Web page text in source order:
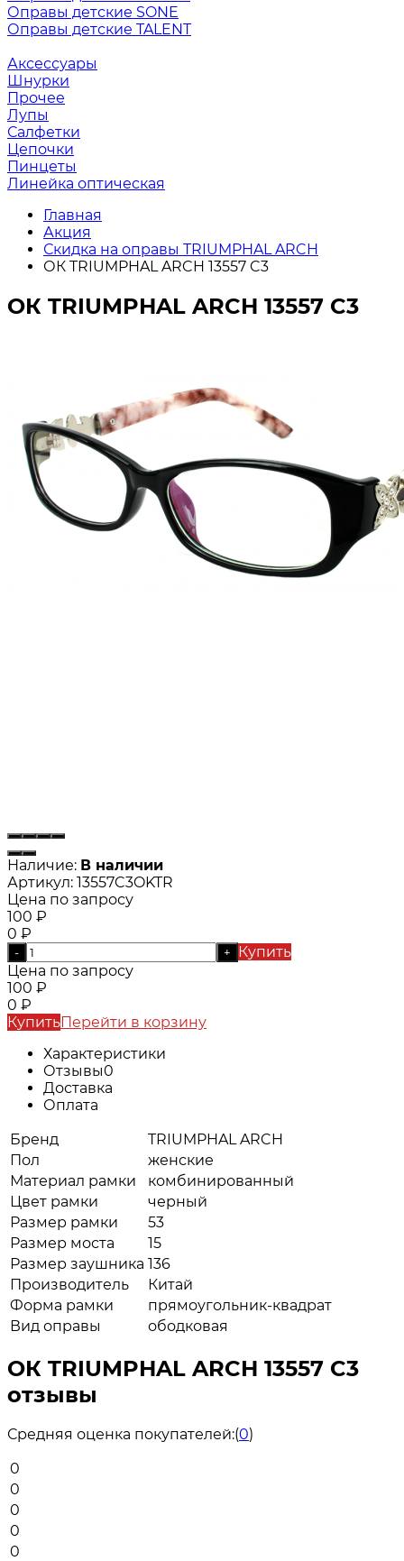
Оправы детские SONE
Оправы детские TALENT
Аксессуары
Шнурки
Прочее
Лупы
Салфетки
Цепочки
Пинцеты
Линейка оптическая
Главная
Акция
Скидка на оправы TRIUMPHAL ARCH
ОК TRIUMPHAL ARCH 13557 C3
ОК TRIUMPHAL ARCH 13557 C3
Наличие: В наличии
Артикул: 13557C3OKTR
Цена по запросу
100 ₽
0 ₽
- +
Купить
Цена по запросу
100 ₽
0 ₽
КупитьПерейти в корзину
Характеристики
Отзывы0
Доставка
Оплата
Бренд
TRIUMPHAL ARCH
Пол
женские
Материал рамки
комбинированный
Цвет рамки
черный
Размер рамки
53
Размер моста
15
Размер заушника 136
Производитель
Китай
Форма рамки
прямоугольник-квадрат
Вид оправы
ободковая
ОК TRIUMPHAL ARCH 13557 C3
отзывы
Средняя оценка покупателей:(0)
0
0
0
0
0